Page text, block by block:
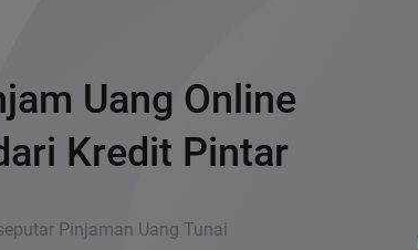
Uang Online
Kredit Pintar
Pinjaman Uang Tunai